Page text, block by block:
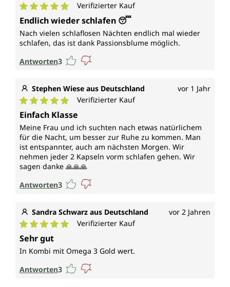
Durchschnittliche Bewertung von 5 von 5 Sternen
Verifizierter Kauf
Endlich wieder schlafen 😴
Nach vielen schlaflosen Nächten endlich mal wieder
schlafen, das ist dank Passionsblume möglich.
Antworten3
Stephen Wiese aus Deutschland vor 1 Jahr
Durchschnittliche Bewertung von 5 von 5 Sternen
Verifizierter Kauf
Einfach Klasse
Meine Frau und ich suchten nach etwas natürlichem
für die Nacht, um besser zur Ruhe zu kommen. Man
ist entspannter, auch am nächsten Morgen. Wir
nehmen jeder 2 Kapseln vorm schlafen gehen. Wir
sagen danke 🙏🙏🙏
Antworten3
Sandra Schwarz aus Deutschland vor 2 Jahren
Durchschnittliche Bewertung von 5 von 5 Sternen
Verifizierter Kauf
Sehr gut
In Kombi mit Omega 3 Gold wert.
Antworten3